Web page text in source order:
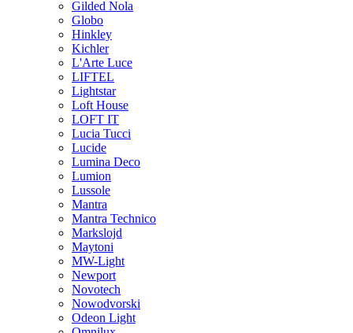
Gilded Nola
Globo
Hinkley
Kichler
L'Arte Luce
LIFTEL
Lightstar
Loft House
LOFT IT
Lucia Tucci
Lucide
Lumina Deco
Lumion
Lussole
Mantra
Mantra Technico
Markslojd
Maytoni
MW-Light
Newport
Novotech
Nowodvorski
Odeon Light